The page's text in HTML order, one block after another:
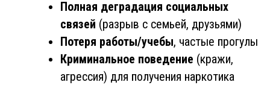
Полная деградация социальных
связей (разрыв с семьей, друзьями)
Потеря работы/учебы, частые прогулы
Криминальное поведение (кражи,
агрессия) для получения наркотика